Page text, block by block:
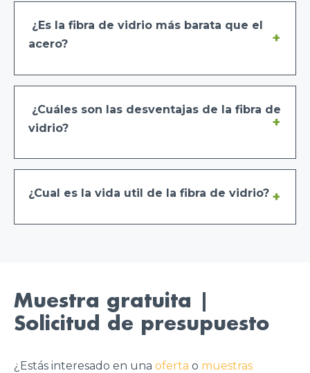
¿Es la fibra de vidrio más barata que el
acero?
¿Cuáles son las desventajas de la fibra de
vidrio?
¿Cual es la vida util de la fibra de vidrio?
Muestra gratuita |
Solicitud de presupuesto
¿Estás interesado en una oferta o muestras